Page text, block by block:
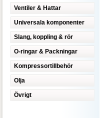
Ventiler & Hattar
Universala komponenter
Slang, koppling & rör
O-ringar & Packningar
Kompressortillbehör
Olja
Övrigt